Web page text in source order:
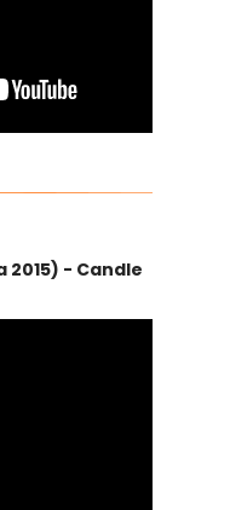
- Candle